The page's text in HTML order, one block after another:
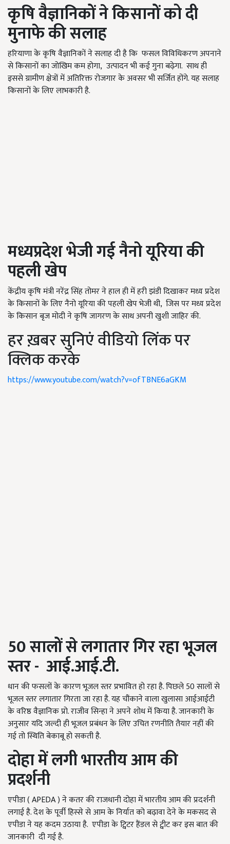
कृषि वैज्ञानिकों ने किसानों को दी
मुनाफे की सलाह
हरियाणा के कृषि वैज्ञानिकों ने सलाह दी है कि फसल विविधिकरण अपनाने
से किसानों का जोखिम कम होगा, उत्पादन भी कई गुना बढ़ेगा. साथ ही
इससे ग्रामीण क्षेत्रों में अतिरिक्त रोजगार के अवसर भी सर्जित होंगे. यह सलाह
किसानों के लिए लाभकारी है.
मध्यप्रदेशभेजी गई नैनो यूरिया की
पहली खेप
केंद्रीय कृषि मंत्री नरेंद्र सिंह तोमर ने हाल ही में हरी झंडी दिखाकर मध्य प्रदेश
के किसानों के लिए नैनो यूरिया की पहली खेप भेजी थी, जिस पर मध्य प्रदेश
के किसान बृज मोदी ने कृषि जागरण के साथ अपनी खुशी जाहिर की.
हर ख़बर सुनिएं वीडियो लिंक पर
क्लिक करके
https://www.youtube.com/watch?v=ofTBNE6aGKM
50सालों से लगातार गिर रहा भूजल
स्तर - आई.आई.टी.
धान की फसलों के कारण भूजल स्तर प्रभावित हो रहा है. पिछले 50 सालों से
भूजल स्तर लगातार गिरता जा रहा है. यह चौंकाने वाला खुलासा आईआईटी
के वरिष्ठ वैज्ञानिक प्रो. राजीव सिन्हा ने अपने शोध में किया है. जानकारी के
अनुसार यदि जल्दी ही भूजल प्रबंधन के लिए उचित रणनीति तैयार नहीं की
गई तो स्थिति बेकाबू हो सकती है.
दोहा में लगी भारतीय आम की
प्रदर्शनी
एपीडा ( APEDA ) ने कतर की राजधानी दोहा में भारतीय आम की प्रदर्शनी
लगाई है. देश के पूर्वी हिस्से से आम के निर्यात को बढ़ावा देने के मकसद से
एपीडा ने यह कदम उठाया है. एपीडा के ट्विटर हैंडल से ट्वीट कर इस बात की
जानकारी दी गई है.